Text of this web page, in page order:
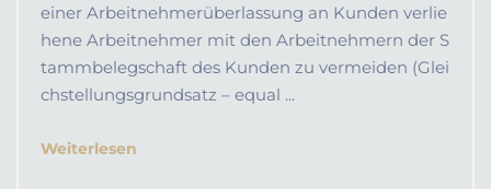
einer Arbeitnehmerüberlassung an Kunden verlie
hene Arbeitnehmer mit den Arbeitnehmern der S
tammbelegschaft des Kunden zu vermeiden (Glei
chstellungsgrundsatz – equal ...
Weiterlesen